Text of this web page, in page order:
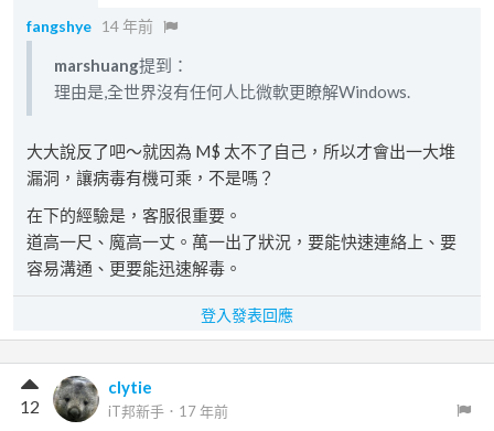
fangshye 14 年前
marshuang提到：
理由是,全世界沒有任何人比微軟更瞭解Windows.
大大說反了吧～就因為 M$ 太不了自己，所以才會出一大堆
漏洞，讓病毒有機可乘，不是嗎？
在下的經驗是，客服很重要。
道高一尺、魔高一丈。萬一出了狀況，要能快速連絡上、要
容易溝通、更要能迅速解毒。
登入發表回應
clytie
iT邦新手 ． 17 年前
12